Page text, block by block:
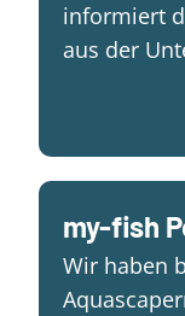
informiert
aus der
my-fish
Wir haben